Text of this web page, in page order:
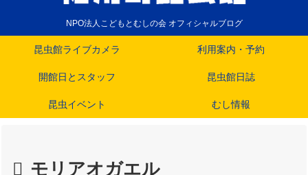
NPO法人こどもとむしの会 オフィシャルブログ
昆虫館ライブカメラ 利用案内・予約
開館日とスタッフ 昆虫館日誌
昆虫イベント むし情報
モリアオガエル